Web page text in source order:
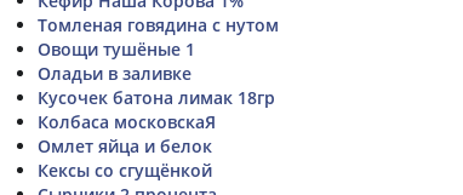
Томленая говядина с нутом
Овощи тушёные 1
Оладьи в заливке
Кусочек батона лимак 18гр
Колбаса московскаЯ
Омлет яйца и белок
Кексы со сгущёнкой